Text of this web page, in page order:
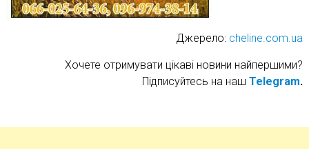
Джерело: cheline.com.ua
Хочете отримувати цікаві новини найпершими?
Підписуйтесь на нашTelegram.